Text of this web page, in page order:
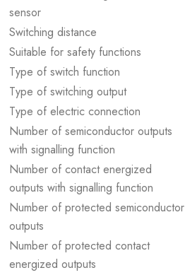
sensor
Switching distance
Suitable for safety functions
Type of switch function
Type of switching output
Type of electric connection
Number of semiconductor outputs
with signalling function
Number of contact energized
outputs with signalling function
Number of protected semiconductor
outputs
Number of protected contact
energized outputs